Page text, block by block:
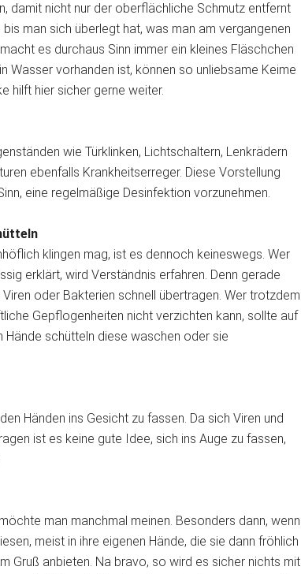
damit nicht nur der oberflächliche Schmutz entfernt
man sich überlegt hat, was man am vergangenen
es durchaus Sinn immer ein kleines Fläschchen
Wasser vorhanden ist, können so unliebsame Keime
hilft hier sicher gerne weiter.
wie Türklinken, Lichtschaltern, Lenkrädern
ebenfalls Krankheitserreger. Diese Vorstellung
eine regelmäßige Desinfektion vorzunehmen.
klingen mag, ist es dennoch keineswegs. Wer
erklärt, wird Verständnis erfahren. Denn gerade
oder Bakterien schnell übertragen. Wer trotzdem
Gepflogenheiten nicht verzichten kann, sollte auf
Hände schütteln diese waschen oder sie
Händen ins Gesicht zu fassen. Da sich Viren und
ist es keine gute Idee, sich ins Auge zu fassen,
man manchmal meinen. Besonders dann, wenn
meist in ihre eigenen Hände, die sie dann fröhlich
Gruß anbieten. Na bravo, so wird es sicher nichts mit